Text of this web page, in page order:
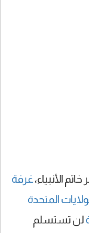
الأنبياء، غرفة
المتحدة
لن تستسلم